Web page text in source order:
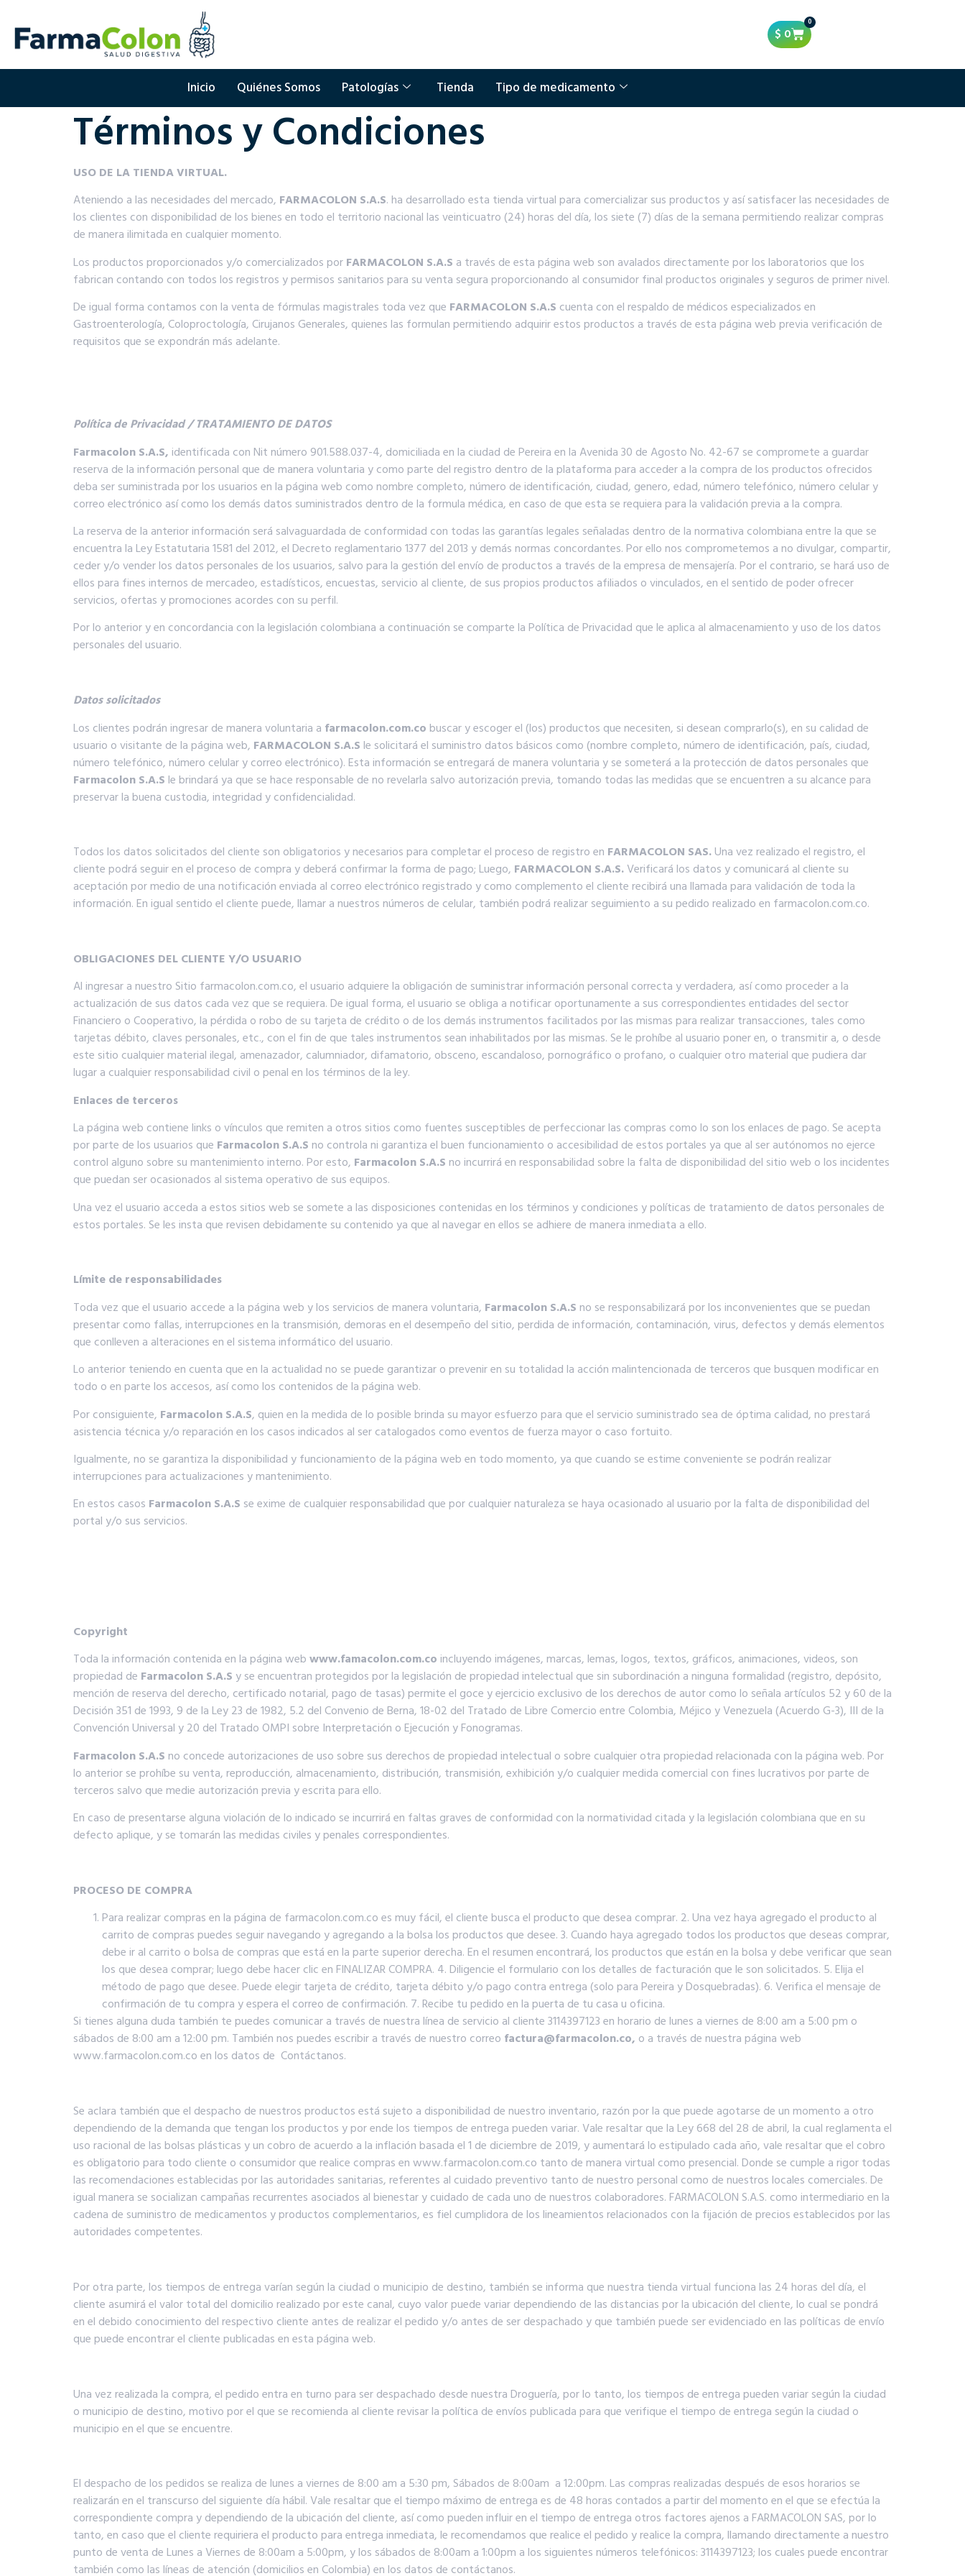
$0
0
Inicio Quiénes Somos Patologías Tienda Tipo de medicamento
Términos y Condiciones
USO DE LA TIENDA VIRTUAL.
Ateniendo a las necesidades del mercado, FARMACOLON S.A.S. ha desarrollado esta tienda virtual para comercializar sus productos y así satisfacer las necesidades de
los clientes con disponibilidad de los bienes en todo el territorio nacional las veinticuatro (24) horas del día, los siete (7) días de la semana permitiendo realizar compras
de manera ilimitada en cualquier momento.
Los productos proporcionados y/o comercializados porFARMACOLON S.A.S a través de esta página web son avalados directamente por los laboratorios que los
fabrican contando con todos los registros y permisos sanitarios para su venta segura proporcionando al consumidor final productos originales y seguros de primer nivel.
De igual forma contamos con la venta de fórmulas magistrales toda vez que FARMACOLON S.A.S cuenta con el respaldo de médicos especializados en
Gastroenterología, Coloproctología, Cirujanos Generales, quienes las formulan permitiendo adquirir estos productos a través de esta página web previa verificación de
requisitos que se expondrán más adelante.
Política de Privacidad / TRATAMIENTO DE DATOS
Farmacolon S.A.S, identificada con Nit número 901.588.037-4, domiciliada en la ciudad de Pereira en la Avenida 30 de Agosto No. 42-67 se compromete a guardar
reserva de la información personal que de manera voluntaria y como parte del registro dentro de la plataforma para acceder a la compra de los productos ofrecidos
deba ser suministrada por los usuarios en la página web como nombre completo, número de identificación, ciudad, genero, edad, número telefónico, número celular y
correo electrónico así como los demás datos suministrados dentro de la formula médica, en caso de que esta se requiera para la validación previa a la compra.
La reserva de la anterior información será salvaguardada de conformidad con todas las garantías legales señaladas dentro de la normativa colombiana entre la que se
encuentra la Ley Estatutaria 1581 del 2012, el Decreto reglamentario 1377 del 2013 y demás normas concordantes. Por ello nos comprometemos a no divulgar, compartir,
ceder y/o vender los datos personales de los usuarios, salvo para la gestión del envío de productos a través de la empresa de mensajería. Por el contrario, se hará uso de
ellos para fines internos de mercadeo, estadísticos, encuestas, servicio al cliente, de sus propios productos afiliados o vinculados, en el sentido de poder ofrecer
servicios, ofertas y promociones acordes con su perfil.
Por lo anterior y en concordancia con la legislación colombiana a continuación se comparte la Política de Privacidad que le aplica al almacenamiento y uso de los datos
personales del usuario.
Datos solicitados
Los clientes podrán ingresar de manera voluntaria a farmacolon.com.co buscar y escoger el (los) productos que necesiten, si desean comprarlo(s), en su calidad de
usuario o visitante de la página web, FARMACOLON S.A.S le solicitará el suministro datos básicos como (nombre completo, número de identificación, país, ciudad,
número telefónico, número celular y correo electrónico). Esta información se entregará de manera voluntaria y se someterá a la protección de datos personales que
Farmacolon S.A.S le brindará ya que se hace responsable de no revelarla salvo autorización previa, tomando todas las medidas que se encuentren a su alcance para
preservar la buena custodia, integridad y confidencialidad.
Todos los datos solicitados del cliente son obligatorios y necesarios para completar el proceso de registro en FARMACOLON SAS.Una vez realizado el registro, el
cliente podrá seguir en el proceso de compra y deberá confirmar la forma de pago; Luego, FARMACOLON S.A.S.Verificará los datos y comunicará al cliente su
aceptación por medio de una notificación enviada al correo electrónico registrado y como complemento el cliente recibirá una llamada para validación de toda la
información. En igual sentido el cliente puede, llamar a nuestros números de celular, también podrá realizar seguimiento a su pedido realizado en farmacolon.com.co.
OBLIGACIONES DEL CLIENTE Y/O USUARIO
Al ingresar a nuestro Sitio farmacolon.com.co, el usuario adquiere la obligación de suministrar información personal correcta y verdadera, así como proceder a la
actualización de sus datos cada vez que se requiera. De igual forma, el usuario se obliga a notificar oportunamente a sus correspondientes entidades del sector
Financiero o Cooperativo, la pérdida o robo de su tarjeta de crédito o de los demás instrumentos facilitados por las mismas para realizar transacciones, tales como
tarjetas débito, claves personales, etc., con el fin de que tales instrumentos sean inhabilitados por las mismas. Se le prohíbe al usuario poner en, o transmitir a, o desde
este sitio cualquier material ilegal, amenazador, calumniador, difamatorio, obsceno, escandaloso, pornográfico o profano, o cualquier otro material que pudiera dar
lugar a cualquier responsabilidad civil o penal en los términos de la ley.
Enlaces de terceros
La página web contiene links o vínculos que remiten a otros sitios como fuentes susceptibles de perfeccionar las compras como lo son los enlaces de pago. Se acepta
por parte de los usuarios que Farmacolon S.A.S no controla ni garantiza el buen funcionamiento o accesibilidad de estos portales ya que al ser autónomos no ejerce
control alguno sobre su mantenimiento interno. Por esto, Farmacolon S.A.S no incurrirá en responsabilidad sobre la falta de disponibilidad del sitio web o los incidentes
que puedan ser ocasionados al sistema operativo de sus equipos.
Una vez el usuario acceda a estos sitios web se somete a las disposiciones contenidas en los términos y condiciones y políticas de tratamiento de datos personales de
estos portales. Se les insta que revisen debidamente su contenido ya que al navegar en ellos se adhiere de manera inmediata a ello.
Límite de responsabilidades
Toda vez que el usuario accede a la página web y los servicios de manera voluntaria, Farmacolon S.A.S no se responsabilizará por los inconvenientes que se puedan
presentar como fallas, interrupciones en la transmisión, demoras en el desempeño del sitio, perdida de información, contaminación, virus, defectos y demás elementos
que conlleven a alteraciones en el sistema informático del usuario.
Lo anterior teniendo en cuenta que en la actualidad no se puede garantizar o prevenir en su totalidad la acción malintencionada de terceros que busquen modificar en
todo o en parte los accesos, así como los contenidos de la página web.
Por consiguiente, Farmacolon S.A.S, quien en la medida de lo posible brinda su mayor esfuerzo para que el servicio suministrado sea de óptima calidad, no prestará
asistencia técnica y/o reparación en los casos indicados al ser catalogados como eventos de fuerza mayor o caso fortuito.
Igualmente, no se garantiza la disponibilidad y funcionamiento de la página web en todo momento, ya que cuando se estime conveniente se podrán realizar
interrupciones para actualizaciones y mantenimiento.
En estos casos Farmacolon S.A.S se exime de cualquier responsabilidad que por cualquier naturaleza se haya ocasionado al usuario por la falta de disponibilidad del
portal y/o sus servicios.
Copyright
Toda la información contenida en la página webwww.famacolon.com.co incluyendo imágenes, marcas, lemas, logos, textos, gráficos, animaciones, videos, son
propiedad de Farmacolon S.A.S y se encuentran protegidos por la legislación de propiedad intelectual que sin subordinación a ninguna formalidad (registro, depósito,
mención de reserva del derecho, certificado notarial, pago de tasas) permite el goce y ejercicio exclusivo de los derechos de autor como lo señala artículos 52 y 60 de la
Decisión 351 de 1993, 9 de la Ley 23 de 1982, 5.2 del Convenio de Berna, 18-02 del Tratado de Libre Comercio entre Colombia, Méjico y Venezuela (Acuerdo G-3), III de la
Convención Universal y 20 del Tratado OMPI sobre Interpretación o Ejecución y Fonogramas.
Farmacolon S.A.S no concede autorizaciones de uso sobre sus derechos de propiedad intelectual o sobre cualquier otra propiedad relacionada con la página web. Por
lo anterior se prohíbe su venta, reproducción, almacenamiento, distribución, transmisión, exhibición y/o cualquier medida comercial con fines lucrativos por parte de
terceros salvo que medie autorización previa y escrita para ello.
En caso de presentarse alguna violación de lo indicado se incurrirá en faltas graves de conformidad con la normatividad citada y la legislación colombiana que en su
defecto aplique, y se tomarán las medidas civiles y penales correspondientes.
PROCESO DE COMPRA
Para realizar compras en la página de farmacolon.com.co es muy fácil, el cliente busca el producto que desea comprar. 2. Una vez haya agregado el producto al
carrito de compras puedes seguir navegando y agregando a la bolsa los productos que desee. 3. Cuando haya agregado todos los productos que deseas comprar,
debe ir al carrito o bolsa de compras que está en la parte superior derecha. En el resumen encontrará, los productos que están en la bolsa y debe verificar que sean
los que desea comprar; luego debe hacer clic en FINALIZAR COMPRA. 4. Diligencie el formulario con los detalles de facturación que le son solicitados. 5. Elija el
método de pago que desee. Puede elegir tarjeta de crédito, tarjeta débito y/o pago contra entrega (solo para Pereira y Dosquebradas). 6. Verifica el mensaje de
confirmación de tu compra y espera el correo de confirmación. 7. Recibe tu pedido en la puerta de tu casa u oficina.
Si tienes alguna duda también te puedes comunicar a través de nuestra línea de servicio al cliente 3114397123 en horario de lunes a viernes de 8:00 am a 5:00 pm o
sábados de 8:00 am a 12:00 pm. También nos puedes escribir a través de nuestro correo factura@farmacolon.co, o a través de nuestra página web
www.farmacolon.com.co en los datos de Contáctanos.
Se aclara también que el despacho de nuestros productos está sujeto a disponibilidad de nuestro inventario, razón por la que puede agotarse de un momento a otro
dependiendo de la demanda que tengan los productos y por ende los tiempos de entrega pueden variar. Vale resaltar que la Ley 668 del 28 de abril, la cual reglamenta el
uso racional de las bolsas plásticas y un cobro de acuerdo a la inflación basada el 1 de diciembre de 2019, y aumentará lo estipulado cada año, vale resaltar que el cobro
es obligatorio para todo cliente o consumidor que realice compras en www.farmacolon.com.co tanto de manera virtual como presencial. Donde se cumple a rigor todas
las recomendaciones establecidas por las autoridades sanitarias, referentes al cuidado preventivo tanto de nuestro personal como de nuestros locales comerciales. De
igual manera se socializan campañas recurrentes asociados al bienestar y cuidado de cada uno de nuestros colaboradores. FARMACOLON S.A.S. como intermediario en la
cadena de suministro de medicamentos y productos complementarios, es fiel cumplidora de los lineamientos relacionados con la fijación de precios establecidos por las
autoridades competentes.
Por otra parte, los tiempos de entrega varían según la ciudad o municipio de destino, también se informa que nuestra tienda virtual funciona las 24 horas del día, el
cliente asumirá el valor total del domicilio realizado por este canal, cuyo valor puede variar dependiendo de las distancias por la ubicación del cliente, lo cual se pondrá
en el debido conocimiento del respectivo cliente antes de realizar el pedido y/o antes de ser despachado y que también puede ser evidenciado en las políticas de envío
que puede encontrar el cliente publicadas en esta página web.
Una vez realizada la compra, el pedido entra en turno para ser despachado desde nuestra Droguería, por lo tanto, los tiempos de entrega pueden variar según la ciudad
o municipio de destino, motivo por el que se recomienda al cliente revisar la política de envíos publicada para que verifique el tiempo de entrega según la ciudad o
municipio en el que se encuentre.
El despacho de los pedidos se realiza de lunes a viernes de 8:00 am a 5:30 pm, Sábados de 8:00am a 12:00pm. Las compras realizadas después de esos horarios se
realizarán en el transcurso del siguiente día hábil. Vale resaltar que el tiempo máximo de entrega es de 48 horas contados a partir del momento en el que se efectúa la
correspondiente compra y dependiendo de la ubicación del cliente, así como pueden influir en el tiempo de entrega otros factores ajenos a FARMACOLON SAS, por lo
tanto, en caso que el cliente requiriera el producto para entrega inmediata, le recomendamos que realice el pedido y realice la compra, llamando directamente a nuestro
punto de venta de Lunes a Viernes de 8:00am a 5:00pm, y los sábados de 8:00am a 1:00pm a los siguientes números telefónicos: 3114397123; los cuales puede encontrar
también como las líneas de atención (domicilios en Colombia) en los datos de contáctanos.